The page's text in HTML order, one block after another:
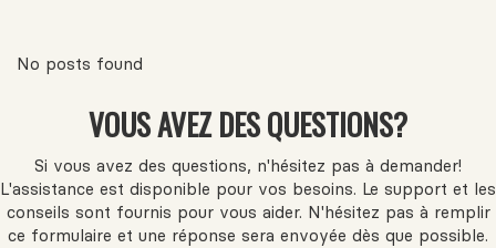
No posts found
VOUS AVEZ DES QUESTIONS?
Si vous avez des questions, n'hésitez pas à demander!
L'assistance est disponible pour vos besoins. Le support et les
conseils sont fournis pour vous aider. N'hésitez pas à remplir
ce formulaire et une réponse sera envoyée dès que possible.